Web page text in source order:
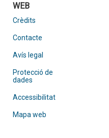
WEB
Crèdits
Contacte
Avís legal
Protecció de
dades
Accessibilitat
Mapa web